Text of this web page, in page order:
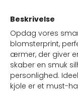
Beskrivelse
Opdag vores
blomsterprint,
ærmer, der giver
skaber en smuk
personlighed.
kjole er et must-